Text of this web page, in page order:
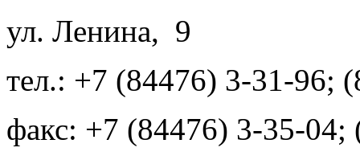
ул. Ленина, 9
тел.: +7 (84476) 3-31-96;
факс: +7 (84476) 3-35-04;